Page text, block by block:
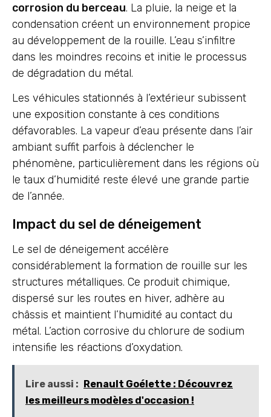
corrosion du berceau. La pluie, la neige et la
condensation créent un environnement propice
au développement de la rouille. L’eau s’infiltre
dans les moindres recoins et initie le processus
de dégradation du métal.
Les véhicules stationnés à l’extérieur subissent
une exposition constante à ces conditions
défavorables. La vapeur d’eau présente dans l’air
ambiant suffit parfois à déclencher le
phénomène, particulièrement dans les régions où
le taux d’humidité reste élevé une grande partie
de l’année.
Impact du sel de déneigement
Le sel de déneigement accélère
considérablement la formation de rouille sur les
structures métalliques. Ce produit chimique,
dispersé sur les routes en hiver, adhère au
châssis et maintient l’humidité au contact du
métal. L’action corrosive du chlorure de sodium
intensifie les réactions d’oxydation.
Lire aussi : Renault Goélette : Découvrez
les meilleurs modèles d'occasion !